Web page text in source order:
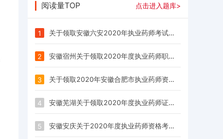
阅读量TOP 点击进入题库>
1 关于领取安徽六安2020年执业药师考试合格人员证书的通知
2 安徽宿州关于领取2020年度执业药师职业资格证书的通知
3 关于领取2020年安徽合肥市执业药师资格证书的通知
4 安徽芜湖关于领取2020年度执业药师证书的通知
5 安徽安庆关于2020年度执业药师资格考试证书发放的通知